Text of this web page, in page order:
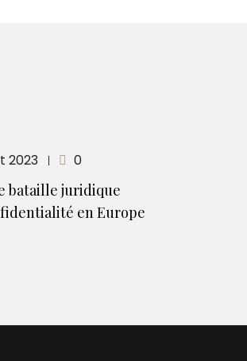
2023 0
bataille juridique
en Europe